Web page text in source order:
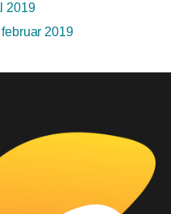
2019
2019